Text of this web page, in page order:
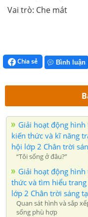
Vai trò: Che mát
Chia sẻ Bình luận
Giải hoạt động
kiến thức và kĩ năng
hội lớp 2 Chân trời
“Tôi sống ở đâu?”
Giải hoạt động
thức và tìm hiểu trang
lớp 2 Chân trời sáng
Quan sát hình và sắp
sống phù hợp